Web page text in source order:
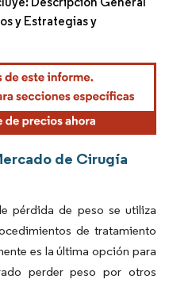
y Estrategias y
de Cirugía
pérdida de peso se utiliza
de tratamiento
es la última opción para
perder peso por otros